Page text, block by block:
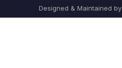
Designed & Maintained by